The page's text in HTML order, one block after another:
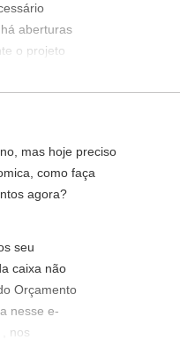
aberturas
o projeto
de
mas hoje preciso
como faça
agora?
seu
caixa não
Orçamento
nesse e-
nos